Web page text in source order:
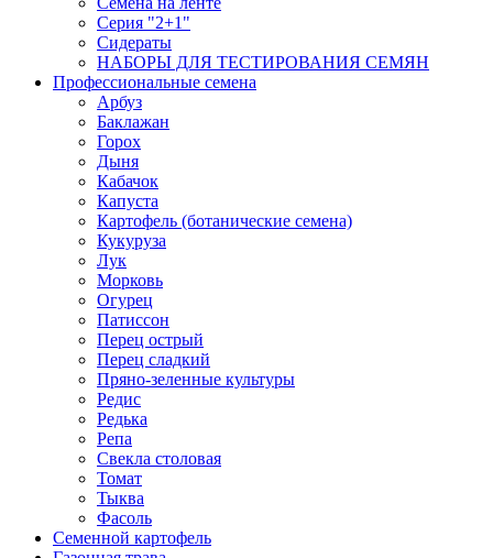
Серия "2+1"
Сидераты
НАБОРЫ ДЛЯ ТЕСТИРОВАНИЯ СЕМЯН
Профессиональные семена
Арбуз
Баклажан
Горох
Дыня
Кабачок
Капуста
Картофель (ботанические семена)
Кукуруза
Лук
Морковь
Огурец
Патиссон
Перец острый
Перец сладкий
Пряно-зеленные культуры
Редис
Редька
Репа
Свекла столовая
Томат
Тыква
Фасоль
Семенной картофель